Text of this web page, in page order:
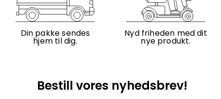
Din pakke sendes
hjem til dig.
Nyd friheden med dit
nye produkt.
Bestill vores nyhedsbrev!